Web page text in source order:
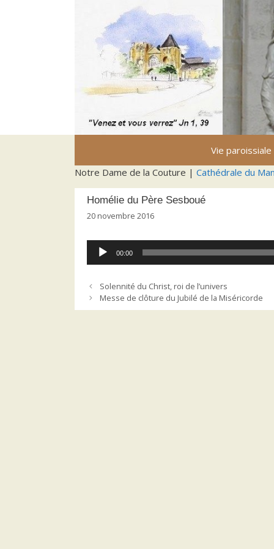
Vie paroissiale
Notre Dame de la Couture | Cathédrale du
Homélie du Père Sesboué
20 novembre 2016
Lecteur
audio
00:00
Solennité du Christ, roi de l’univers
Messe de clôture du Jubilé de la Miséricorde